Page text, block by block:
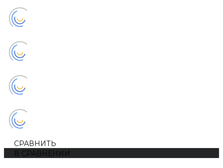
СРАВНИТЬ
В СРАВНЕНИИ